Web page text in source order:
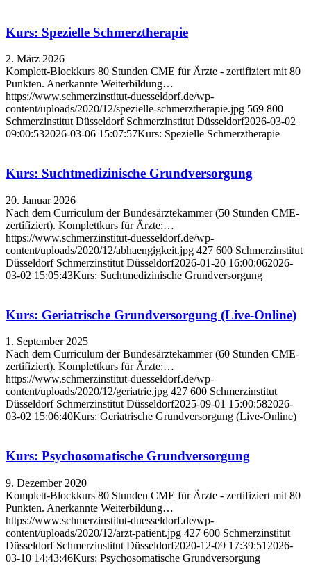
Kurs: Spezielle Schmerztherapie
2. März 2026
Komplett-Blockkurs 80 Stunden CME für Ärzte - zertifiziert mit 80
Punkten. Anerkannte Weiterbildung…
https://www.schmerzinstitut-duesseldorf.de/wp-
content/uploads/2020/12/spezielle-schmerztherapie.jpg 569 800
Schmerzinstitut Düsseldorf Schmerzinstitut Düsseldorf2026-03-02
09:00:532026-03-06 15:07:57Kurs: Spezielle Schmerztherapie
Kurs: Suchtmedizinische Grundversorgung
20. Januar 2026
Nach dem Curriculum der Bundesärztekammer (50 Stunden CME-
zertifiziert). Komplettkurs für Ärzte:…
https://www.schmerzinstitut-duesseldorf.de/wp-
content/uploads/2020/12/abhaengigkeit.jpg 427 600 Schmerzinstitut
Düsseldorf Schmerzinstitut Düsseldorf2026-01-20 16:00:062026-
03-02 15:05:43Kurs: Suchtmedizinische Grundversorgung
Kurs: Geriatrische Grundversorgung (Live-Online)
1. September 2025
Nach dem Curriculum der Bundesärztekammer (60 Stunden CME-
zertifiziert). Komplettkurs für Ärzte:…
https://www.schmerzinstitut-duesseldorf.de/wp-
content/uploads/2020/12/geriatrie.jpg 427 600 Schmerzinstitut
Düsseldorf Schmerzinstitut Düsseldorf2025-09-01 15:00:582026-
03-02 15:06:40Kurs: Geriatrische Grundversorgung (Live-Online)
Kurs: Psychosomatische Grundversorgung
9. Dezember 2020
Komplett-Blockkurs 80 Stunden CME für Ärzte - zertifiziert mit 80
Punkten. Anerkannte Weiterbildung…
https://www.schmerzinstitut-duesseldorf.de/wp-
content/uploads/2020/12/arzt-patient.jpg 427 600 Schmerzinstitut
Düsseldorf Schmerzinstitut Düsseldorf2020-12-09 17:39:51 2026-
03-10 14:43:46Kurs: Psychosomatische Grundversorgung